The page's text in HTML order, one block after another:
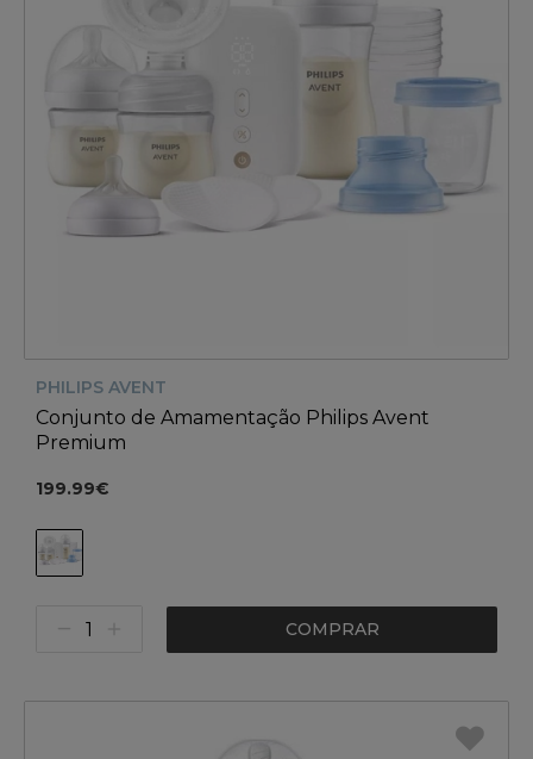
PHILIPS AVENT
Conjunto de Amamentação Philips Avent
Premium
199.99€
COMPRAR